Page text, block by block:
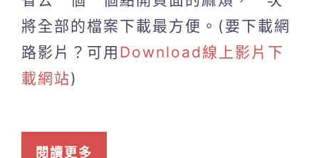
將全部的檔案下載最方便。(要下載網
路影片？可用 Download線上影片下
載網站)
閱讀更多